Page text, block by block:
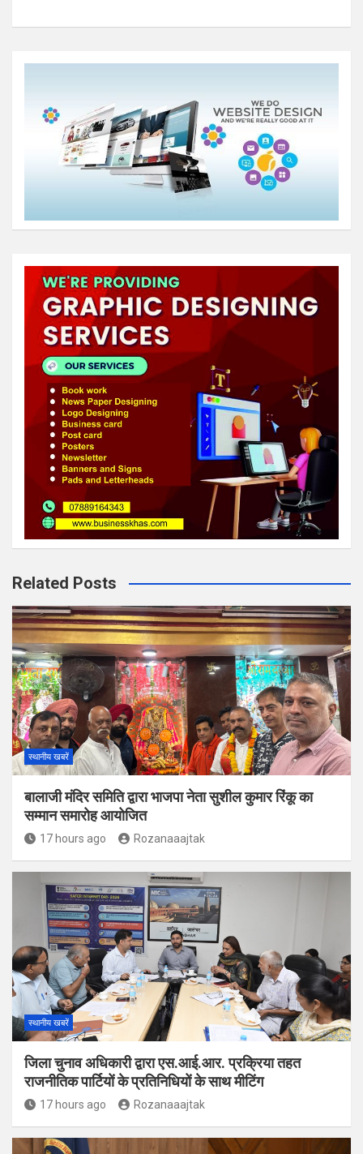
Related Posts
स्थानीय खबरें
बालाजी मंदिर समिति द्वारा भाजपा नेता सुशील कुमार रिंकू का
सम्मान समारोह आयोजित
17 hours ago Rozanaaajtak
स्थानीय खबरें
जिला चुनाव अधिकारी द्वारा एस.आई.आर. प्रक्रिया तहत
राजनीतिक पार्टियों के प्रतिनिधियों के साथ मीटिंग
17 hours ago Rozanaaajtak